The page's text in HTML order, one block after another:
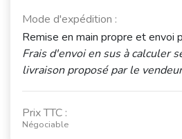
Mode d'expédition :
Remise en main propre et envoi
Frais d'envoi en sus à calculer
livraison proposé par le
Prix TTC :
Négociable